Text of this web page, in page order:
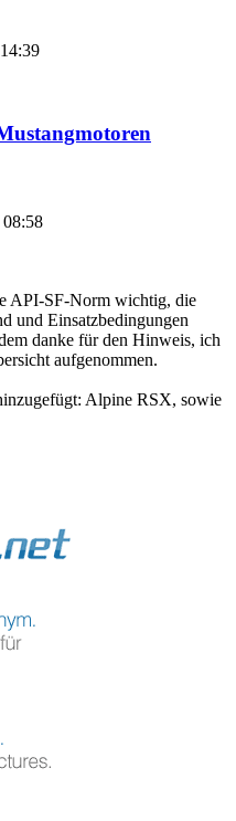
API-SF-Norm wichtig, die
und Einsatzbedingungen
danke für den Hinweis, ich
aufgenommen.
Alpine RSX, sowie